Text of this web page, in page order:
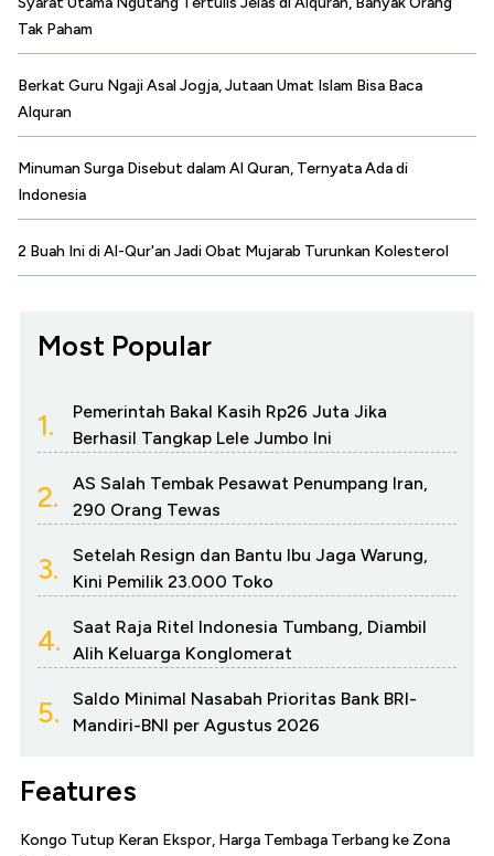
Tak Paham
Berkat Guru Ngaji Asal Jogja, Jutaan Umat Islam Bisa Baca
Alquran
Minuman Surga Disebut dalam Al Quran, Ternyata Ada di
Indonesia
2 Buah Ini di Al-Qur'an Jadi Obat Mujarab Turunkan Kolesterol
Most Popular
1.
Pemerintah Bakal Kasih Rp26 Juta Jika
Berhasil Tangkap Lele Jumbo Ini
2.
AS Salah Tembak Pesawat Penumpang Iran,
290 Orang Tewas
3.
Setelah Resign dan Bantu Ibu Jaga Warung,
Kini Pemilik 23.000 Toko
4.
Saat Raja Ritel Indonesia Tumbang, Diambil
Alih Keluarga Konglomerat
5.
Saldo Minimal Nasabah Prioritas Bank BRI-
Mandiri-BNI per Agustus 2026
Features
Kongo Tutup Keran Ekspor, Harga Tembaga Terbang ke Zona